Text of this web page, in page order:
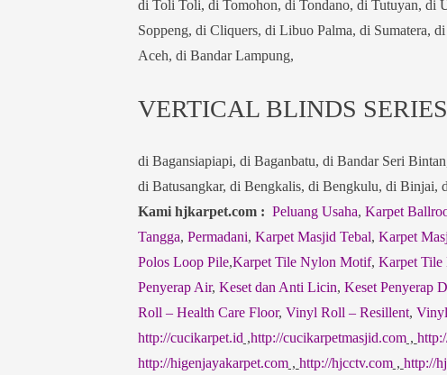
di Toli Toli, di Tomohon, di Tondano, di Tutuyan, di
Soppeng, di Cliquers, di Libuo Palma, di Sumatera,
Aceh, di Bandar Lampung,
VERTICAL BLINDS
di Bagansiapiapi, di Baganbatu, di Bandar Seri
di Batusangkar, di Bengkalis, di Bengkulu, di Binjai,
Kami hjkarpet.com : Peluang Usaha, Karpet
Tangga, Permadani, Karpet Masjid Tebal, Karpet
Polos Loop Pile,Karpet Tile Nylon Motif, Karpet
Penyerap Air, Keset dan Anti Licin, Keset Penyerap
Roll – Health Care Floor, Vinyl Roll – Resillent,
http://cucikarpet.id ,http://cucikarpetmasjid.com,
http://higenjayakarpet.com, http://hjcctv.com, http://